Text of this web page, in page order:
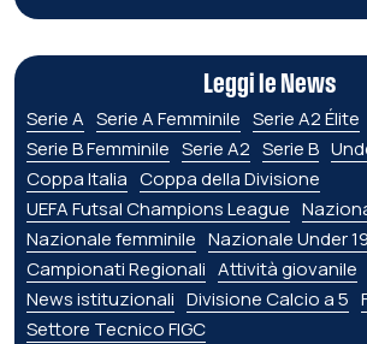
Leggi le News
Serie A Serie A Femminile Serie A2 Élite
Serie B Femminile Serie A2 Serie B
Coppa Italia Coppa della Divisione
UEFA Futsal Champions League
Nazionale femminile Nazionale Under 19
Campionati Regionali Attività giovanile
News istituzionali Divisione Calcio a 5
Settore Tecnico FIGC